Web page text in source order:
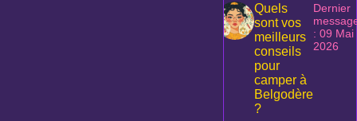
Quels
sont vos
meilleurs
conseils
pour
camper à
Belgodère
?
Dernier
: 09 Mai
2026